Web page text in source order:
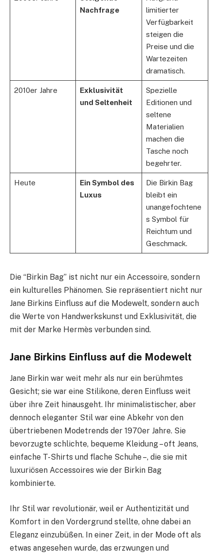
Nachfrage
limitierter
Verfügbarkeit
steigen die
Preise und die
Wartezeiten
dramatisch.
2010er Jahre
Exklusivität
und Seltenheit
Spezielle
Editionen und
seltene
Materialien
machen die
Tasche noch
begehrter.
Heute
Ein Symbol des
Luxus
Die Birkin Bag
bleibt ein
unangefochtene
s Symbol für
Reichtum und
Geschmack.
Die “Birkin Bag” ist nicht nur ein Accessoire, sondern
ein kulturelles Phänomen. Sie repräsentiert nicht nur
Jane Birkins Einfluss auf die Modewelt, sondern auch
die Werte von Handwerkskunst und Exklusivität, die
mit der Marke Hermès verbunden sind.
Jane Birkins Einfluss auf die Modewelt
Jane Birkin war weit mehr als nur ein berühmtes
Gesicht; sie war eine Stilikone, deren Einfluss weit
über ihre Zeit hinausgeht. Ihr minimalistischer, aber
dennoch eleganter Stil war eine Abkehr von den
übertriebenen Modetrends der 1970er Jahre. Sie
bevorzugte schlichte, bequeme Kleidung – oft Jeans,
einfache T-Shirts und flache Schuhe –, die sie mit
luxuriösen Accessoires wie der Birkin Bag
kombinierte.
Ihr Stil war revolutionär, weil er Authentizität und
Komfort in den Vordergrund stellte, ohne dabei an
Eleganz einzubüßen. In einer Zeit, in der Mode oft als
etwas angesehen wurde, das erzwungen und